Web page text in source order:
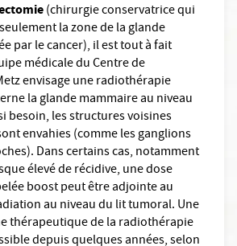
(chirurgie conservatrice qui
la zone de la glande
par le cancer), il est tout à fait
médicale du Centre de
envisage une radiothérapie
la glande mammaire au niveau
besoin, les structures voisines
envahies (comme les ganglions
Dans certains cas, notamment
élevé de récidive, une dose
boost peut être adjointe au
au niveau du lit tumoral. Une
thérapeutique de la radiothérapie
depuis quelques années, selon